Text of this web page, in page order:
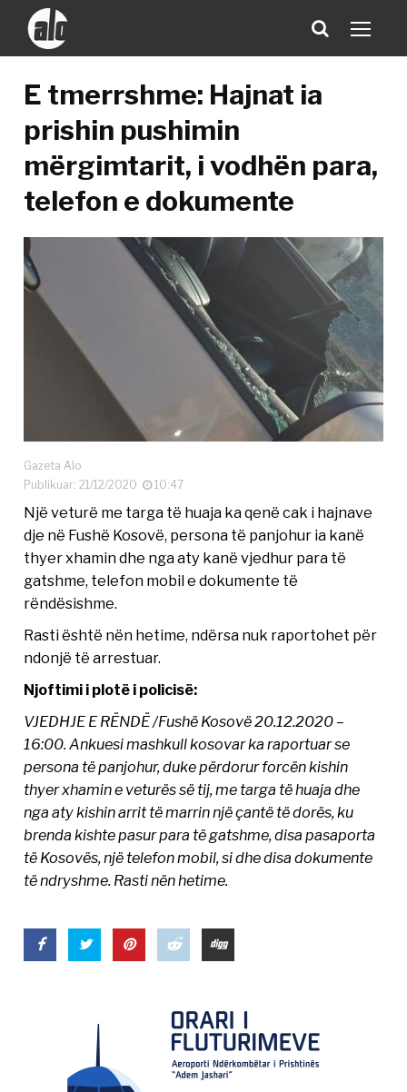
E tmerrshme: Hajnat ia
prishin pushimin
mërgimtarit, i vodhën para,
telefon e dokumente
Gazeta Alo
Publikuar: 21/12/2020
10:47
Një veturë me targa të huaja ka qenë cak i hajnave
dje në Fushë Kosovë, persona të panjohur ia kanë
thyer xhamin dhe nga aty kanë vjedhur para të
gatshme, telefon mobil e dokumente të
rëndësishme.
Rasti është nën hetime, ndërsa nuk raportohet për
ndonjë të arrestuar.
Njoftimi i plotë i policisë:
VJEDHJE E RËNDË /Fushë Kosovë 20.12.2020 –
16:00. Ankuesi mashkull kosovar ka raportuar se
persona të panjohur, duke përdorur forcën kishin
thyer xhamin e veturës së tij, me targa të huaja dhe
nga aty kishin arrit të marrin një çantë të dorës, ku
brenda kishte pasur para të gatshme, disa pasaporta
të Kosovës, një telefon mobil, si dhe disa dokumente
të ndryshme. Rasti nën hetime.